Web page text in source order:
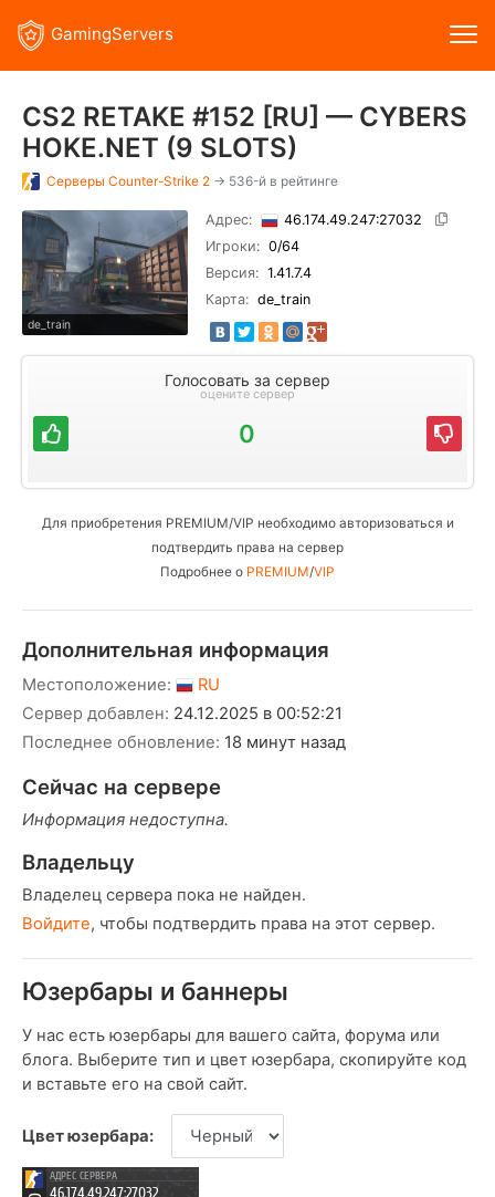
GamingServers
CS2 RETAKE #152 [RU] — CYBERS
HOKE.NET (9 SLOTS)
Серверы Counter-Strike 2 → 536-й в рейтинге
de_train
Адрес:
46.174.49.247:27032
Игроки: 0/64
Версия: 1.41.7.4
Карта: de_train
Голосовать за сервер
оцените сервер
0
Для приобретения PREMIUM/VIP необходимо авторизоваться и
подтвердить права на сервер
Подробнее о PREMIUM/VIP
Дополнительная информация
Местоположение:
RU
Сервер добавлен: 24.12.2025 в 00:52:21
Последнее обновление: 18 минут назад
Сейчас на сервере
Информация недоступна.
Владельцу
Владелец сервера пока не найден.
Войдите, чтобы подтвердить права на этот сервер.
Юзербары и баннеры
У нас есть юзербары для вашего сайта, форума или
блога. Выберите тип и цвет юзербара, скопируйте код
и вставьте его на свой сайт.
Цвет юзербара: